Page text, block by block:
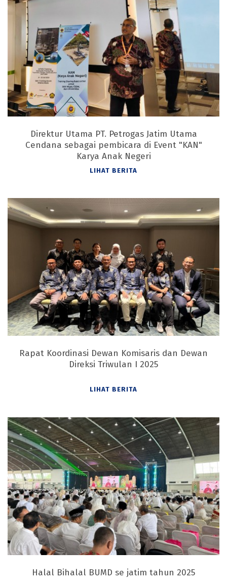
Direktur Utama PT. Petrogas Jatim Utama
Cendana sebagai pembicara di Event "KAN"
Karya Anak Negeri
LIHAT BERITA
Rapat Koordinasi Dewan Komisaris dan Dewan
Direksi Triwulan I 2025
LIHAT BERITA
Halal Bihalal BUMD se jatim tahun 2025